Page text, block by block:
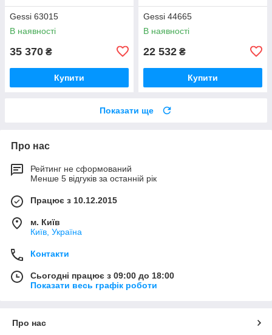
Gessi 63015
В наявності
35 370 ₴
Купити
Gessi 44665
В наявності
22 532 ₴
Купити
Показати ще
Про нас
Рейтинг не сформований
Менше 5 відгуків за останній рік
Працює з 10.12.2015
м. Київ
Київ, Україна
Контакти
Сьогодні працює з 09:00 до 18:00
Показати весь графік роботи
Про нас